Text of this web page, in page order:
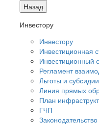
Назад
Инвестору
Инвестору
Инвестиционная
Инвестиционный
Регламент
Льготы и субсидии
Линия прямых
План
ГЧП
Законодательство